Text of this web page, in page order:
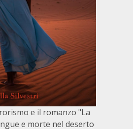
e il romanzo "La
e morte nel deserto